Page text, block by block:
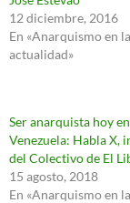
12 diciembre, 2016
En «Anarquismo en la
actualidad»
Ser anarquista hoy en
Venezuela: Habla X,
del Colectivo de El
15 agosto, 2018
En «Anarquismo en la